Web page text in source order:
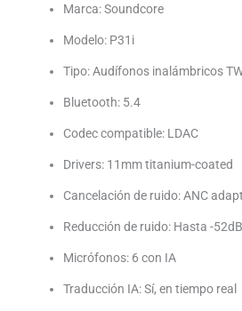
Marca:Soundcore
Modelo: P31i
Tipo: Audífonos inalámbricos
Bluetooth: 5.4
Codec compatible: LDAC
Drivers: 11mm titanium-coated
Cancelación de ruido: ANC
Reducción de ruido: Hasta -52dB
Micrófonos: 6 con IA
Traducción IA: Sí, en tiempo real